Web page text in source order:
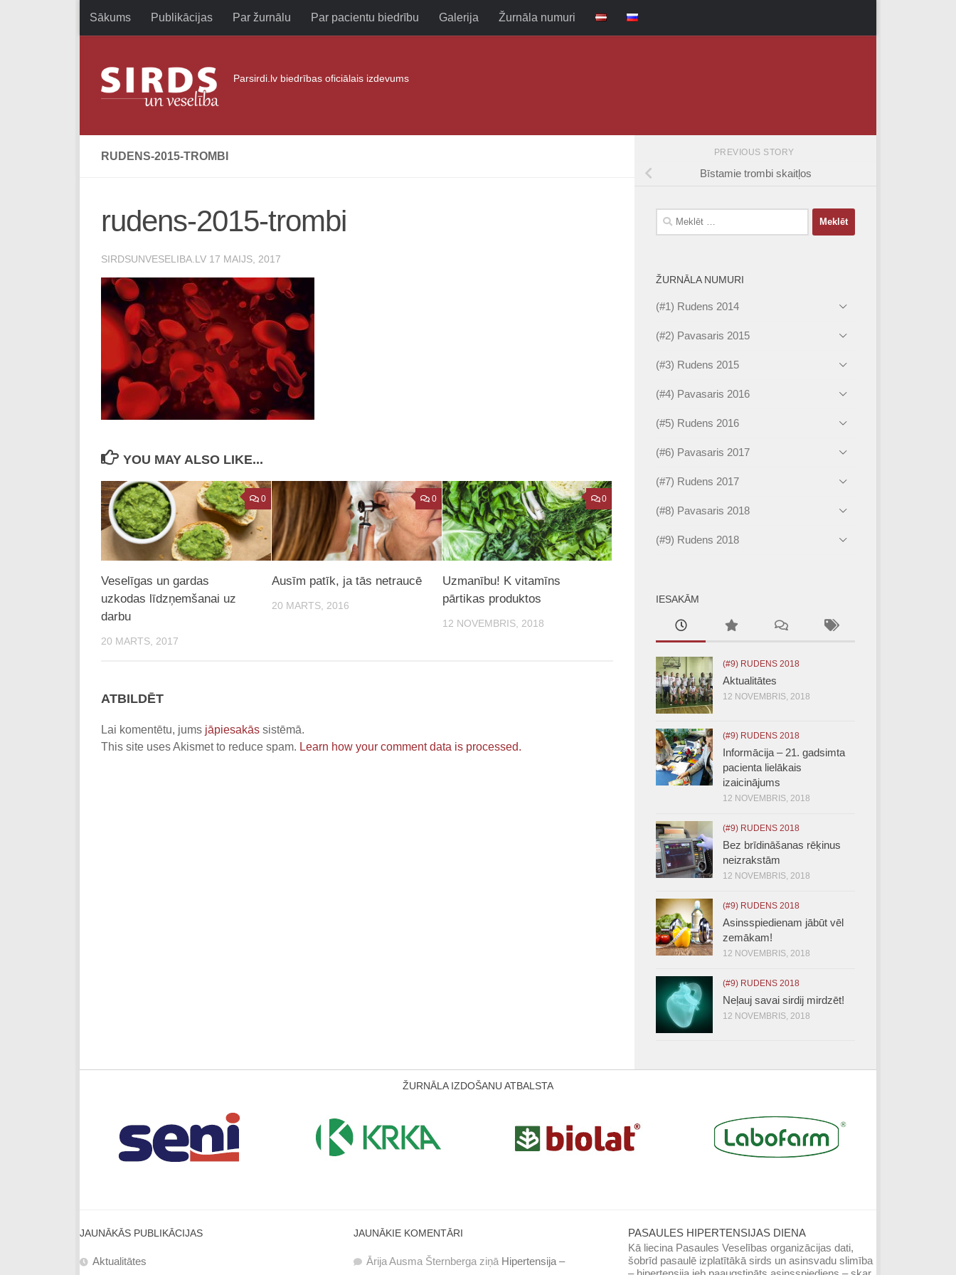
Skip to content
Sākums Publikācijas Par žurnālu Par pacientu biedrību Galerija Žurnāla numuri
Parsirdi.lv biedrības oficiālais izdevums
RUDENS-2015-TROMBI
rudens-2015-trombi
SIRDSUNVESELIBA.LV 17 MAIJS, 2017
YOU MAY ALSO LIKE...
0
Veselīgas un gardas
uzkodas līdzņemšanai uz
darbu
20 MARTS, 2017
0
Ausīm patīk, ja tās netraucē
20 MARTS, 2016
0
Uzmanību! K vitamīns
pārtikas produktos
12 NOVEMBRIS, 2018
ATBILDĒT
Lai komentētu, jums jāpiesakās sistēmā.
This site uses Akismet to reduce spam. Learn how your comment data is processed.
PREVIOUS STORY
Bīstamie trombi skaitļos
Meklēt:
ŽURNĀLA NUMURI
(#1) Rudens 2014
(#2) Pavasaris 2015
(#3) Rudens 2015
(#4) Pavasaris 2016
(#5) Rudens 2016
(#6) Pavasaris 2017
(#7) Rudens 2017
(#8) Pavasaris 2018
(#9) Rudens 2018
IESAKĀM
(#9) RUDENS 2018
Aktualitātes
12 NOVEMBRIS, 2018
(#9) RUDENS 2018
Informācija – 21. gadsimta
pacienta lielākais
izaicinājums
12 NOVEMBRIS, 2018
(#9) RUDENS 2018
Bez brīdināšanas rēķinus
neizrakstām
12 NOVEMBRIS, 2018
(#9) RUDENS 2018
Asinsspiedienam jābūt vēl
zemākam!
12 NOVEMBRIS, 2018
(#9) RUDENS 2018
Neļauj savai sirdij mirdzēt!
12 NOVEMBRIS, 2018
ŽURNĀLA IZDOŠANU ATBALSTA
JAUNĀKĀS PUBLIKĀCIJAS
Aktualitātes
JAUNĀKIE KOMENTĀRI
Ārija Ausma Šternberga ziņā Hipertensija –
PASAULES HIPERTENSIJAS DIENA
Kā liecina Pasaules Veselības organizācijas dati,
šobrīd pasaulē izplatītākā sirds un asinsvadu slimība